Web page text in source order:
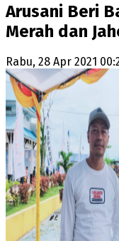
Arusani Beri
Merah dan
Rabu, 28 Apr 2021